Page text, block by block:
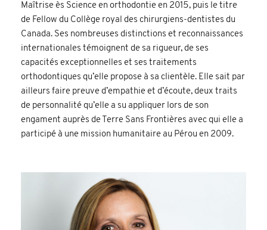
Maîtrise ès Science en orthodontie en 2015, puis le titre
de Fellow du Collège royal des chirurgiens-dentistes du
Canada. Ses nombreuses distinctions et reconnaissances
internationales témoignent de sa rigueur, de ses
capacités exceptionnelles et ses traitements
orthodontiques qu’elle propose à sa clientèle. Elle sait par
ailleurs faire preuve d’empathie et d’écoute, deux traits
de personnalité qu’elle a su appliquer lors de son
engament auprès de Terre Sans Frontières avec qui elle a
participé à une mission humanitaire au Pérou en 2009.